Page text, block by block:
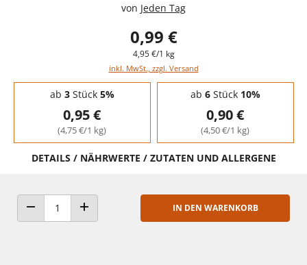
von Jeden Tag
0,99 €
4,95 €/1 kg
inkl. MwSt., zzgl. Versand
Staffelpreise - Mengenrabatt
ab 3Stück 5%
0,95 €
(4,75 €/1 kg)
ab 6Stück 10%
0,90 €
(4,50 €/1 kg)
DETAILS / NÄHRWERTE / ZUTATEN UND ALLERGENE
ANZAHL VERRINGERNANZAHL ERHÖHEN
IN DEN WARENKORB